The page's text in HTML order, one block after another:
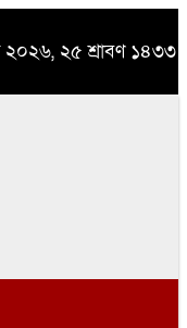
২০২৬, ২৫ শ্রাবণ ১৪৩৩